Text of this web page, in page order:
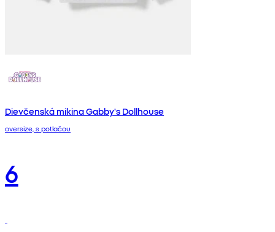
Dievčenská mikina Gabby's Dollhouse
oversize, s potlačou
6